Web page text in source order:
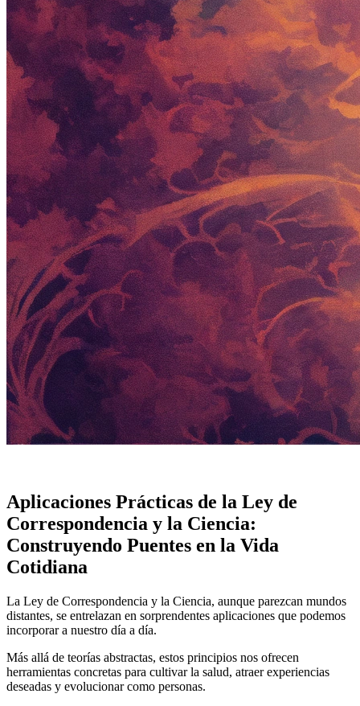
Aplicaciones Prácticas de la Ley de
Correspondencia y la Ciencia:
Construyendo Puentes en la Vida
Cotidiana
La Ley de Correspondencia y la Ciencia, aunque parezcan mundos
distantes, se entrelazan en sorprendentes aplicaciones que podemos
incorporar a nuestro día a día.
Más allá de teorías abstractas, estos principios nos ofrecen
herramientas concretas para cultivar la salud, atraer experiencias
deseadas y evolucionar como personas.